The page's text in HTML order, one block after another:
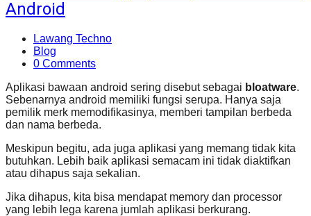
Android
Lawang Techno
Blog
0 Comments
Aplikasi bawaan android sering disebut sebagai bloatware.
Sebenarnya android memiliki fungsi serupa. Hanya saja
pemilik merk memodifikasinya, memberi tampilan berbeda
dan nama berbeda.
Meskipun begitu, ada juga aplikasi yang memang tidak kita
butuhkan. Lebih baik aplikasi semacam ini tidak diaktifkan
atau dihapus saja sekalian.
Jika dihapus, kita bisa mendapat memory dan processor
yang lebih lega karena jumlah aplikasi berkurang.